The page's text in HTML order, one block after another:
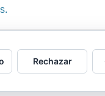
con ella.
Rechazar